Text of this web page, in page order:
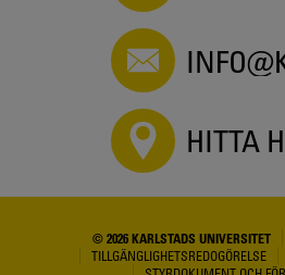
HITTA
© 2026 KARLSTADS UNIVERSITET
TILLGÄNGLIGHETSREDOGÖRELSE